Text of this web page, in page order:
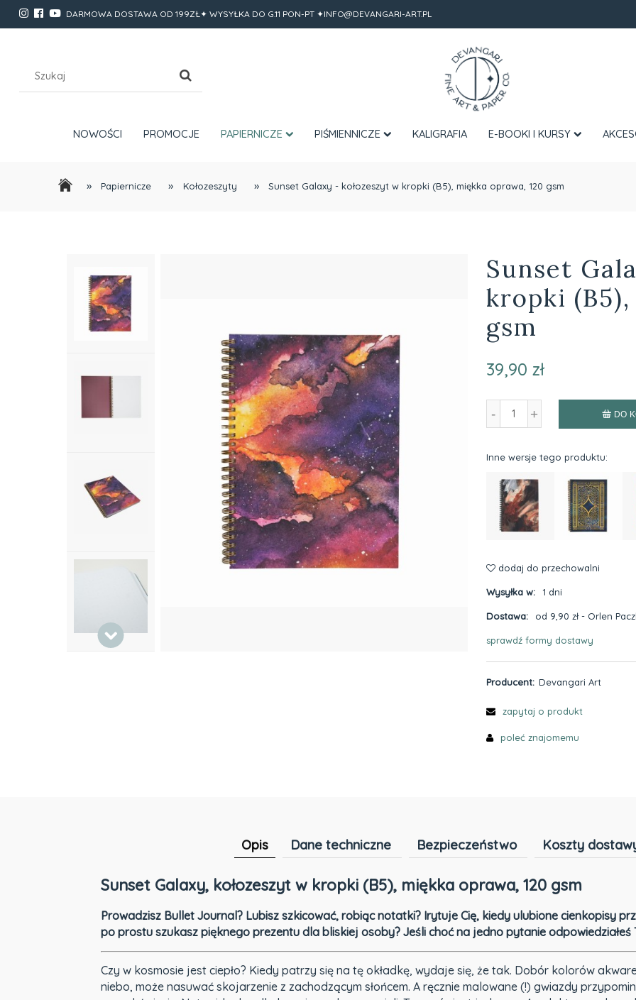
DARMOWA DOSTAWA OD 199ZŁ✦ WYSYŁKA DO G.11 PON-PT ✦INFO@DEVANGARI-ART.PL
NOWOŚCI PROMOCJE PAPIERNICZE PIŚMIENNICZE KALIGRAFIA E-BOOKI I KURSY
» Papiernicze » Kołozeszyty » Sunset Galaxy - kołozeszyt w kropki (B5), miękka oprawa, 120 gsm
Sunset
kropki
gsm
39,90 zł
- + DO
Inne wersje tego produktu:
dodaj do przechowalni
Wysyłka w: 1 dni
Dostawa: od 9,90 zł - Orlen
Cena nie zawiera
sprawdź formy dostawy
Producent: Devangari Art
zapytaj o produkt
poleć znajomemu
Opis Dane techniczne Bezpieczeństwo Koszty
Sunset Galaxy, kołozeszyt w kropki (B5), miękka oprawa, 120 gsm
Prowadzisz Bullet Journal? Lubisz szkicować, robiąc notatki? Irytuje Cię, kiedy ulubione cienkopisy
po prostu szukasz pięknego prezentu dla bliskiej osoby? Jeśli choć na jedno pytanie odpowiedziałeś
Czy w kosmosie jest ciepło? Kiedy patrzy się na tę okładkę, wydaje się, że tak. Dobór kolorów
niebo, może nasuwać skojarzenie z zachodzącym słońcem. A ręcznie malowane (!) gwiazdy